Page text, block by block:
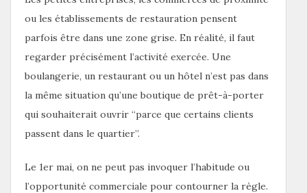
ou les établissements de restauration pensent
parfois être dans une zone grise. En réalité, il faut
regarder précisément l’activité exercée. Une
boulangerie, un restaurant ou un hôtel n’est pas dans
la même situation qu’une boutique de prêt-à-porter
qui souhaiterait ouvrir “parce que certains clients
passent dans le quartier”.
Le 1er mai, on ne peut pas invoquer l’habitude ou
l’opportunité commerciale pour contourner la règle.